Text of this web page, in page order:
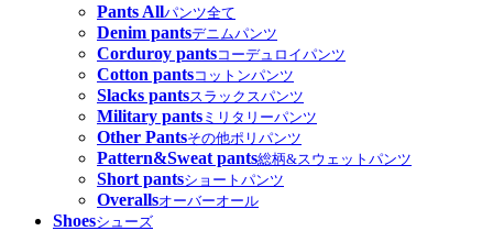
Pants Allパンツ全て
Denim pantsデニムパンツ
Corduroy pantsコーデュロイパンツ
Cotton pantsコットンパンツ
Slacks pantsスラックスパンツ
Military pants ミリタリーパンツ
Other Pantsその他ポリパンツ
Pattern&Sweat pants総柄&スウェットパンツ
Short pantsショートパンツ
Overallsオーバーオール
Shoesシューズ